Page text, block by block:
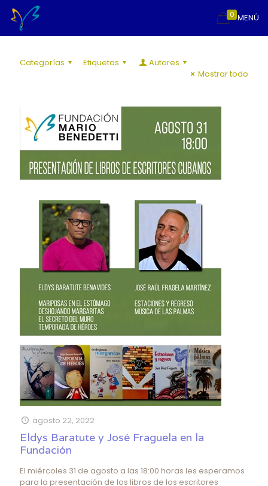
MENÚ
0
Categorías Etiquetas
Autores
Mostrar todo
agosto 22, 2022
Eldys Baratute y José Fraguela en la
Fundación
El miércoles 31 de agosto a las 18:00 horas les esperamos
para la presentación de los libros de los escritores